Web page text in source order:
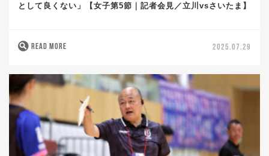
として良くない」【女子第5節｜記者会見／立川vsさいたま】
READ MORE 2025.07.29